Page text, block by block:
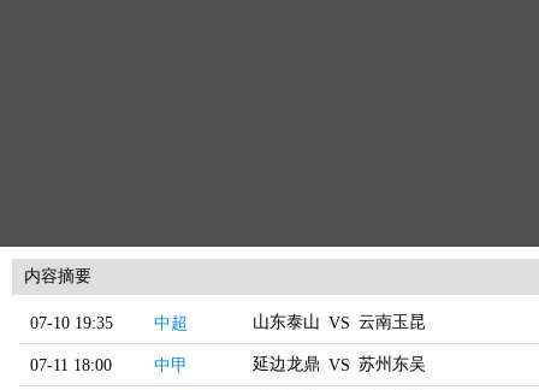
内容摘要
07-10 19:35 中超 山东泰山 VS 云南玉昆
07-11 18:00 中甲 延边龙鼎 VS 苏州东吴